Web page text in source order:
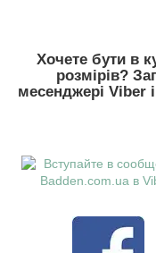
Хочете бути в
розмірів?
месенджері Viber